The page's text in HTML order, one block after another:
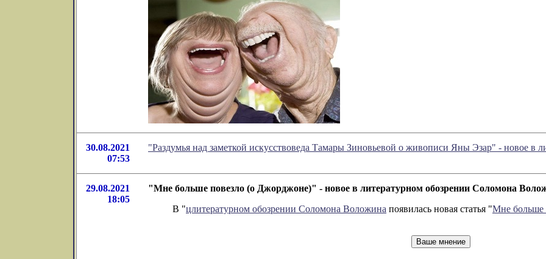
30.08.2021
07:53
"Раздумья над заметкой искусствоведа Тамары Зиновьевой о живописи Яны Эзар" - новое в
29.08.2021
18:05
"Мне больше повезло (о Джорджоне)" - новое в литературном обозрении Соломона
В "цлитературном обозрении Соломона Воложина появилась новая статья "Мне больше